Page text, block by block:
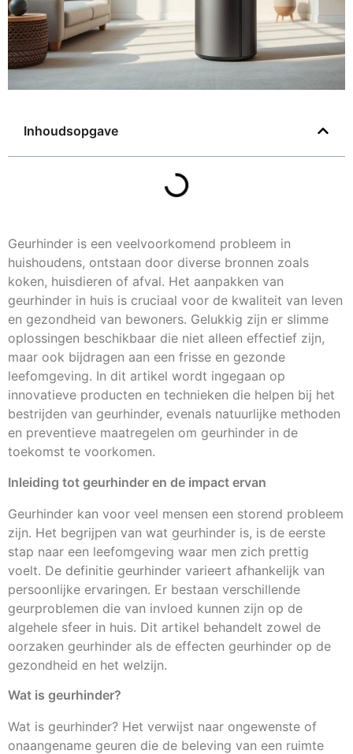
Inhoudsopgave
Geurhinder is een veelvoorkomend probleem in
huishoudens, ontstaan door diverse bronnen zoals
koken, huisdieren of afval. Het aanpakken van
geurhinder in huis is cruciaal voor de kwaliteit van leven
en gezondheid van bewoners. Gelukkig zijn er slimme
oplossingen beschikbaar die niet alleen effectief zijn,
maar ook bijdragen aan een frisse en gezonde
leefomgeving. In dit artikel wordt ingegaan op
innovatieve producten en technieken die helpen bij het
bestrijden van geurhinder, evenals natuurlijke methoden
en preventieve maatregelen om geurhinder in de
toekomst te voorkomen.
Inleiding tot geurhinder en de impact ervan
Geurhinder kan voor veel mensen een storend probleem
zijn. Het begrijpen van wat geurhinder is, is de eerste
stap naar een leefomgeving waar men zich prettig
voelt. De definitie geurhinder varieert afhankelijk van
persoonlijke ervaringen. Er bestaan verschillende
geurproblemen die van invloed kunnen zijn op de
algehele sfeer in huis. Dit artikel behandelt zowel de
oorzaken geurhinder als de effecten geurhinder op de
gezondheid en het welzijn.
Wat is geurhinder?
Wat is geurhinder? Het verwijst naar ongewenste of
onaangename geuren die de beleving van een ruimte